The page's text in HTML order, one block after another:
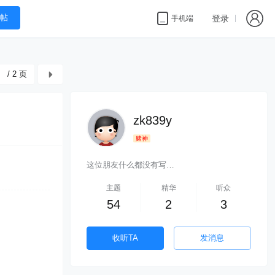
手机端 登录
/ 2 页
zk839y
赌神
这位朋友什么都没有写…
主题
54
精华
2
听众
3
收听TA 发消息